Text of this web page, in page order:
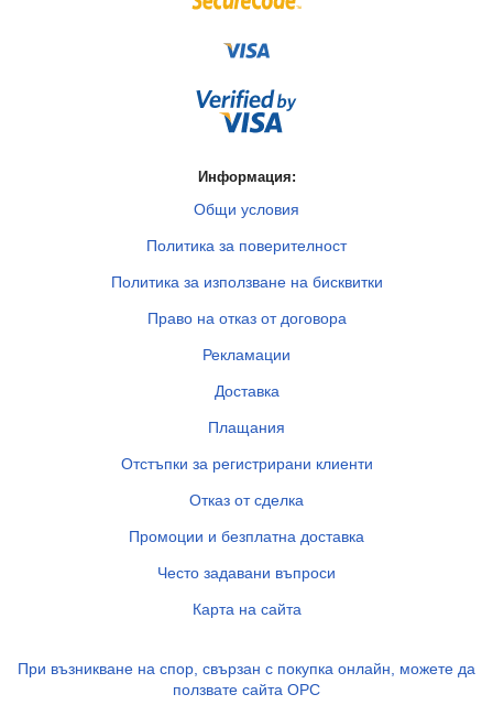
Информация:
Общи условия
Политика за поверителност
Политика за използване на бисквитки
Право на отказ от договора
Рекламации
Доставка
Плащания
Отстъпки за регистрирани клиенти
Отказ от сделка
Промоции и безплатна доставка
Често задавани въпроси
Карта на сайта
При възникване на спор, свързан с покупка онлайн, можете да
ползвате сайта ОРС